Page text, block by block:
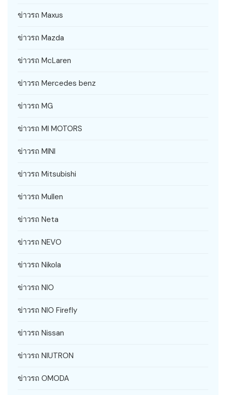
ข่าวรถ Maxus
ข่าวรถ Mazda
ข่าวรถ McLaren
ข่าวรถ Mercedes benz
ข่าวรถ MG
ข่าวรถ MI MOTORS
ข่าวรถ MINI
ข่าวรถ Mitsubishi
ข่าวรถ Mullen
ข่าวรถ Neta
ข่าวรถ NEVO
ข่าวรถ Nikola
ข่าวรถ NIO
ข่าวรถ NIO Firefly
ข่าวรถ Nissan
ข่าวรถ NIUTRON
ข่าวรถ OMODA